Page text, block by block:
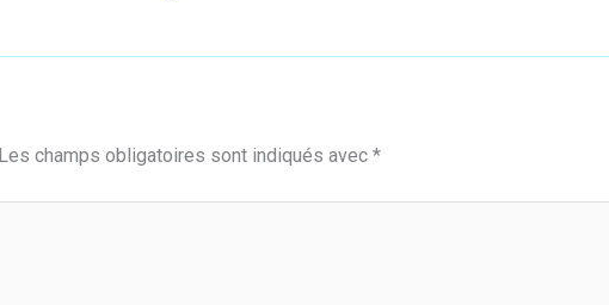
Les champs obligatoires sont indiqués avec *